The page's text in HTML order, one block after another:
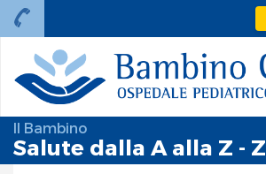
Il Bambino
Salute dalla A alla Z - Z